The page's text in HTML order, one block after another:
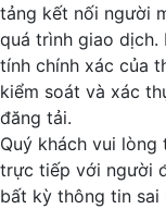
tảng kết nối người
quá trình giao dịch.
tính chính xác của
kiểm soát và xác
đăng tải.
Quý khách vui
trực tiếp với người
bất kỳ thông tin sai